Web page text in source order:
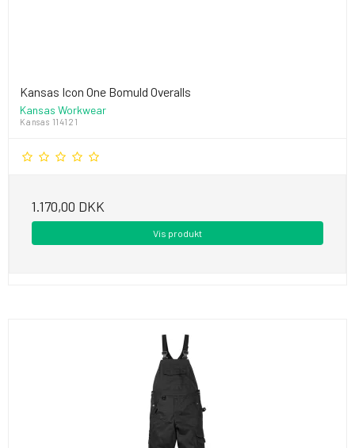
Kansas Icon One Bomuld Overalls
Kansas Workwear
Kansas 114121
1.170,00 DKK
Vis produkt